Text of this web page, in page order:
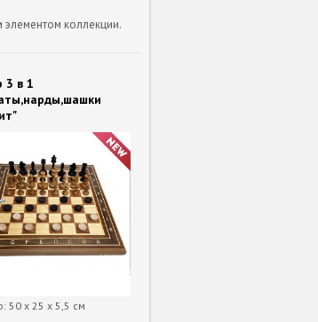
элементом коллекции.
3 в 1
50 х 25 х 5,5 см